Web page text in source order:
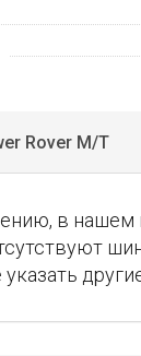
Rover M/T
в нашем